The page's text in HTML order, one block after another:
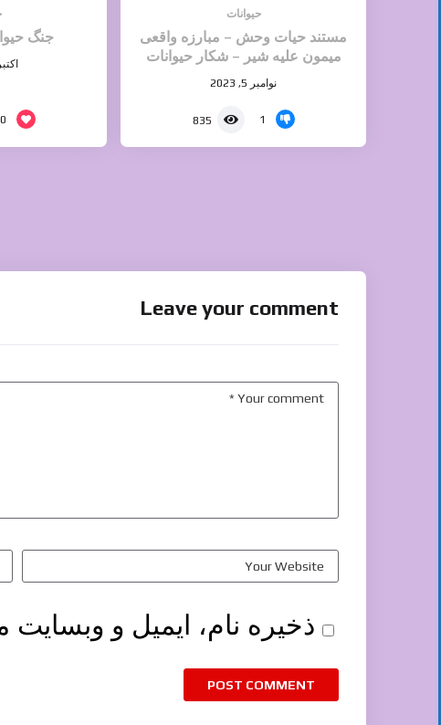
حیوانات
مستند حیات وحش – مبارزه واقعی
میمون علیه شیر – شکار حیوانات
نوامبر 5, 2023
1
835
جنگ
اکتبر 28, 2023
0
Leave your comment
ذخیره نام، ایمیل و